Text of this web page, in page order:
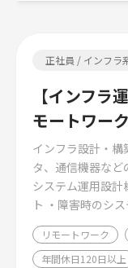
正社員 / インフラ
【インフラ
モートワー
インフラ設計・構
タ、通信機器など
システム運用設
ト ・障害時のシ
リモートワーク
年間休日120日以上